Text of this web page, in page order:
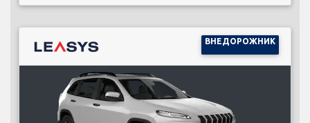
ВНЕДОРОЖНИК